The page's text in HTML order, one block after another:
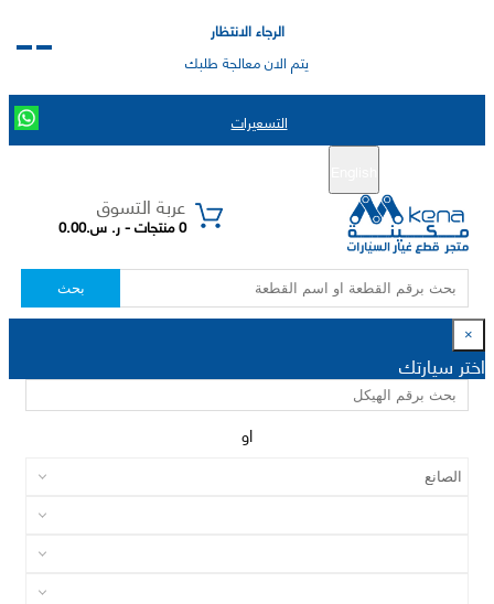
الرجاء الانتظار
يتم الان معالجة طلبك
التسعيرات
عربة التسوق
0 منتجات - ر. س.0.00
بحث
×
اختر سيارتك
او